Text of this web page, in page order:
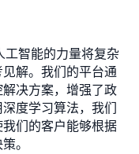
工智能的力量将复杂
解。我们的平台通
决方案，增强了政
度学习算法，我们
们的客户能够根据
。